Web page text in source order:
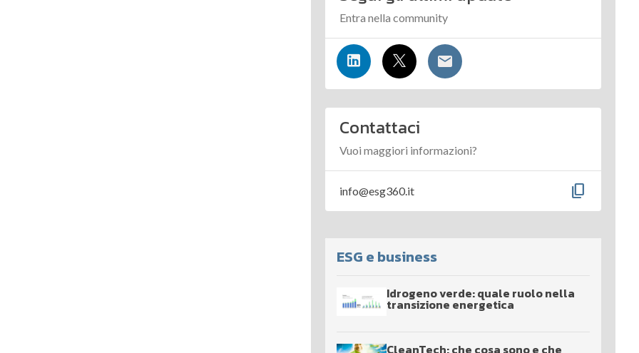
Entra nella community
Contattaci
Vuoi maggiori informazioni?
info@esg360.it content_copy
ESG e business
Idrogeno verde: quale ruolo nella
transizione energetica
CleanTech: che cosa sono e che